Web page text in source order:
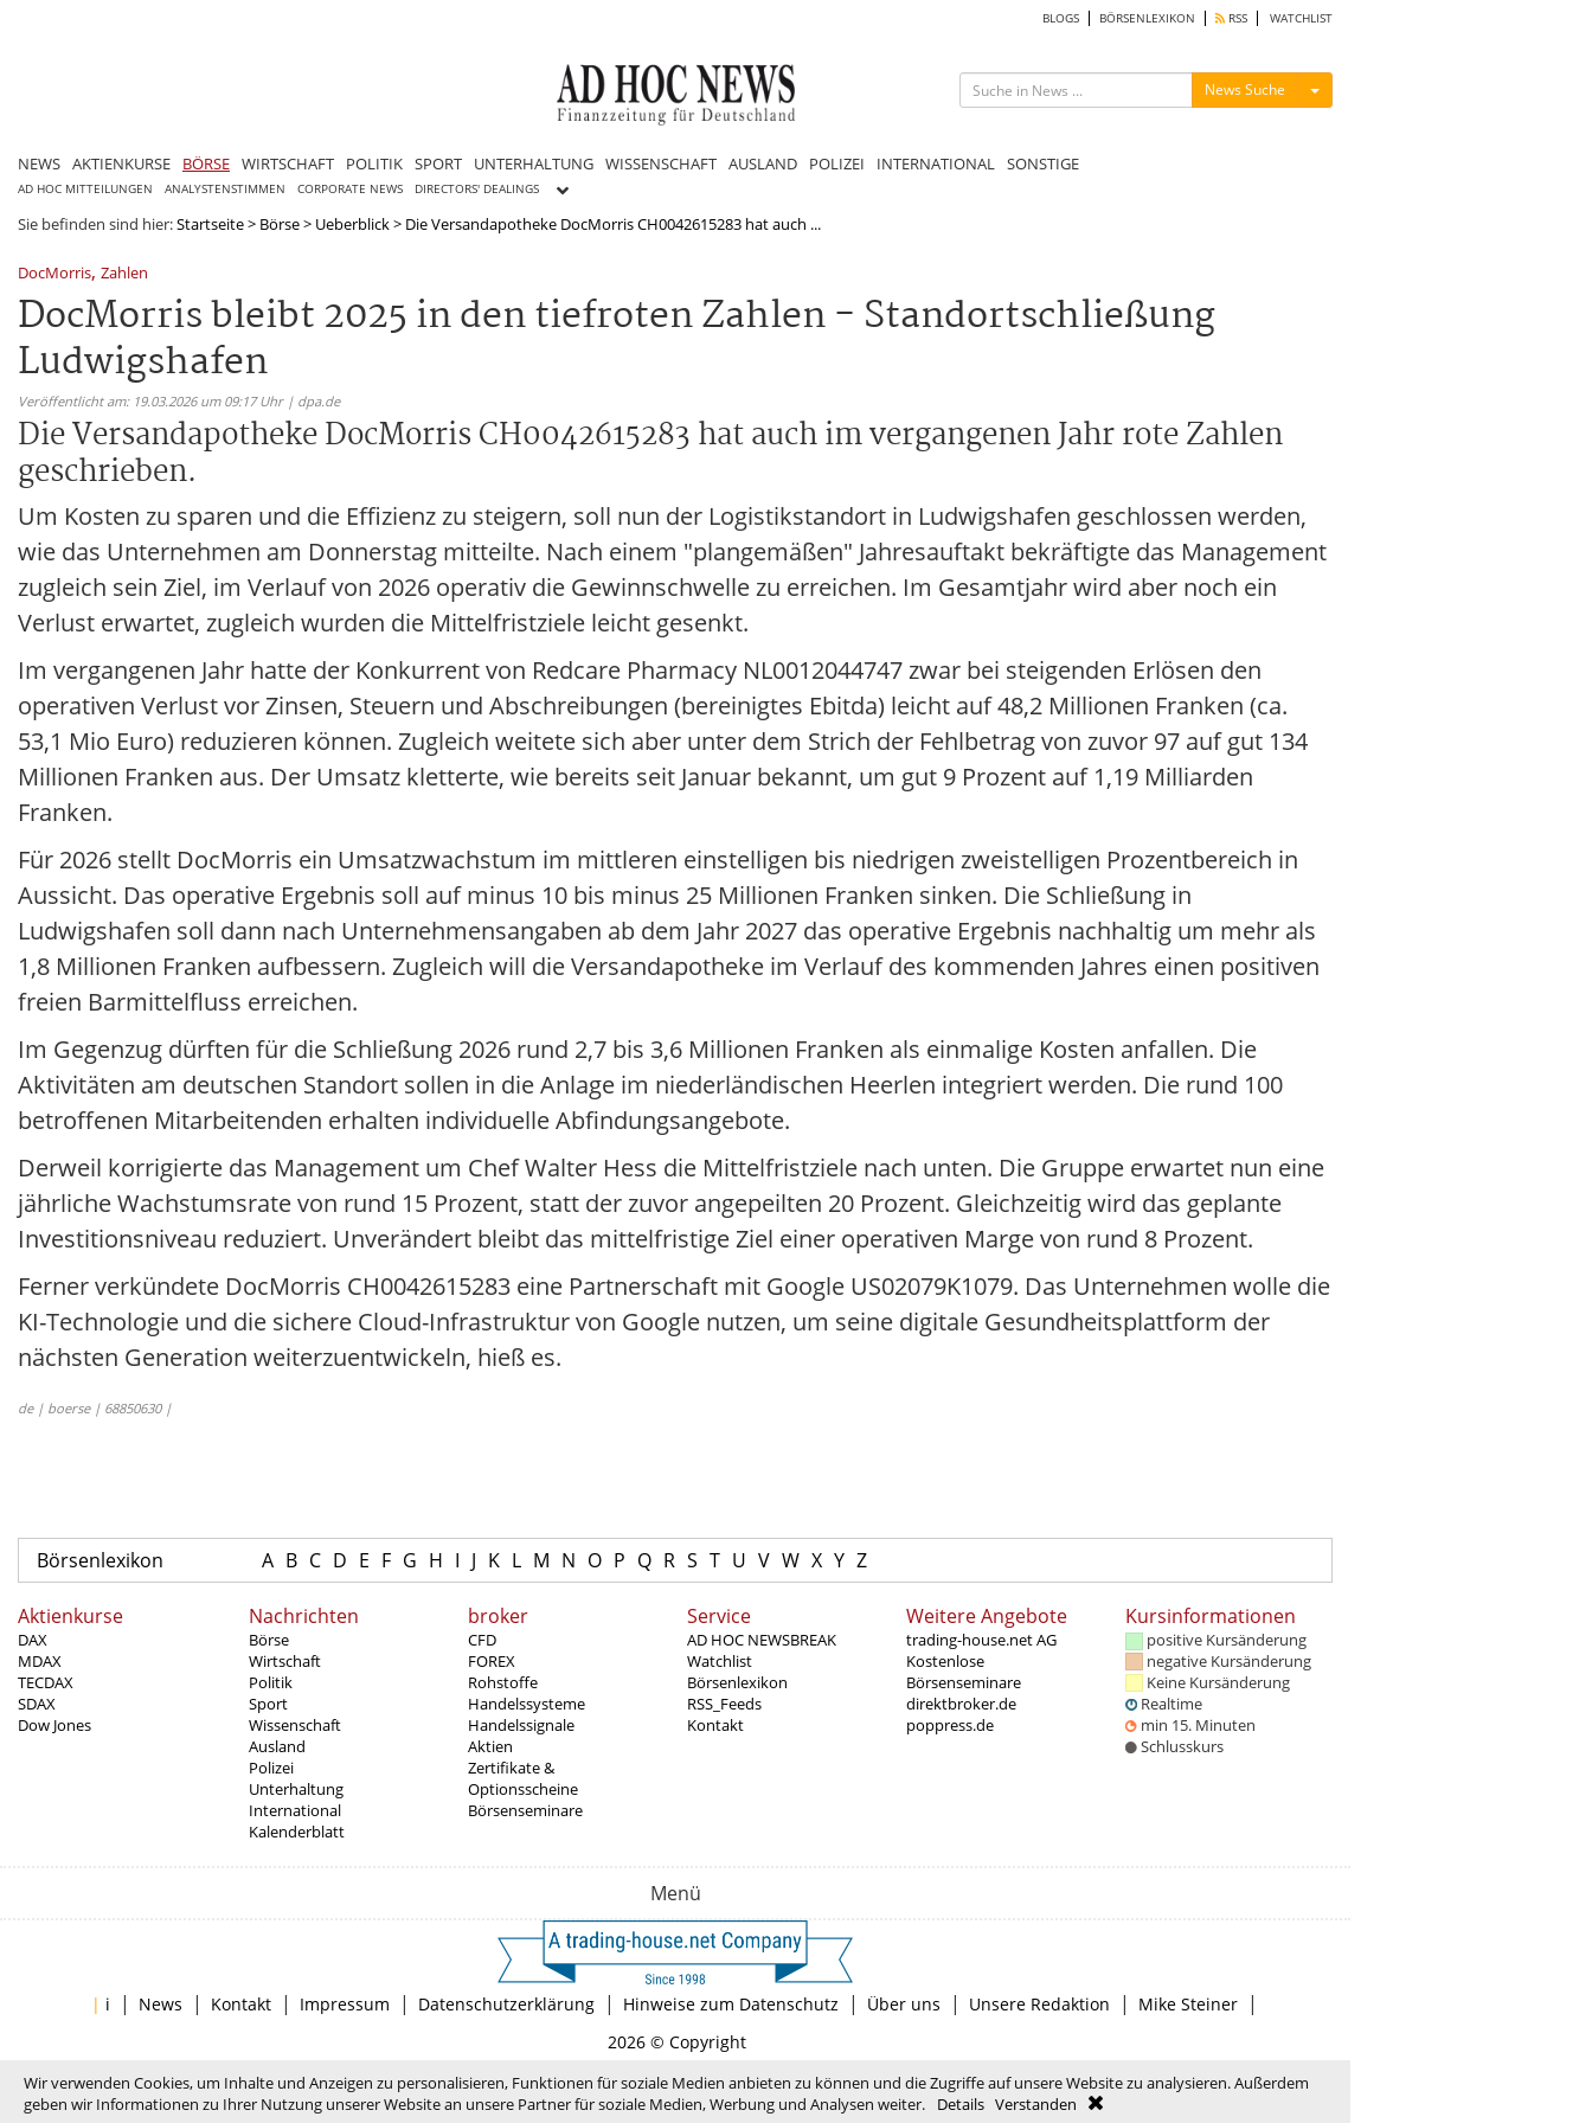
BLOGS BÖRSENLEXIKON RSS WATCHLIST
News Suche Menü ein-/ausblenden
NEWS AKTIENKURSE BÖRSE WIRTSCHAFT POLITIK SPORT UNTERHALTUNG WISSENSCHAFT AUSLAND POLIZEI INTERNATIONAL SONSTIGE
AD HOC MITTEILUNGEN ANALYSTENSTIMMEN CORPORATE NEWS DIRECTORS' DEALINGS
Sie befinden sind hier:Startseite> Börse> Ueberblick> Die Versandapotheke DocMorris CH0042615283 hat auch ...
DocMorris, Zahlen
DocMorris bleibt 2025 in den tiefroten Zahlen - Standortschließung
Ludwigshafen
Veröffentlicht am: 19.03.2026 um 09:17 Uhr | dpa.de
Die Versandapotheke DocMorris CH0042615283 hat auch im vergangenen Jahr rote Zahlen
geschrieben.
Um Kosten zu sparen und die Effizienz zu steigern, soll nun der Logistikstandort in Ludwigshafen geschlossen werden,
wie das Unternehmen am Donnerstag mitteilte. Nach einem "plangemäßen" Jahresauftakt bekräftigte das Management
zugleich sein Ziel, im Verlauf von 2026 operativ die Gewinnschwelle zu erreichen. Im Gesamtjahr wird aber noch ein
Verlust erwartet, zugleich wurden die Mittelfristziele leicht gesenkt.
Im vergangenen Jahr hatte der Konkurrent von Redcare Pharmacy NL0012044747 zwar bei steigenden Erlösen den
operativen Verlust vor Zinsen, Steuern und Abschreibungen (bereinigtes Ebitda) leicht auf 48,2 Millionen Franken (ca.
53,1 Mio Euro) reduzieren können. Zugleich weitete sich aber unter dem Strich der Fehlbetrag von zuvor 97 auf gut 134
Millionen Franken aus. Der Umsatz kletterte, wie bereits seit Januar bekannt, um gut 9 Prozent auf 1,19 Milliarden
Franken.
Für 2026 stellt DocMorris ein Umsatzwachstum im mittleren einstelligen bis niedrigen zweistelligen Prozentbereich in
Aussicht. Das operative Ergebnis soll auf minus 10 bis minus 25 Millionen Franken sinken. Die Schließung in
Ludwigshafen soll dann nach Unternehmensangaben ab dem Jahr 2027 das operative Ergebnis nachhaltig um mehr als
1,8 Millionen Franken aufbessern. Zugleich will die Versandapotheke im Verlauf des kommenden Jahres einen positiven
freien Barmittelfluss erreichen.
Im Gegenzug dürften für die Schließung 2026 rund 2,7 bis 3,6 Millionen Franken als einmalige Kosten anfallen. Die
Aktivitäten am deutschen Standort sollen in die Anlage im niederländischen Heerlen integriert werden. Die rund 100
betroffenen Mitarbeitenden erhalten individuelle Abfindungsangebote.
Derweil korrigierte das Management um Chef Walter Hess die Mittelfristziele nach unten. Die Gruppe erwartet nun eine
jährliche Wachstumsrate von rund 15 Prozent, statt der zuvor angepeilten 20 Prozent. Gleichzeitig wird das geplante
Investitionsniveau reduziert. Unverändert bleibt das mittelfristige Ziel einer operativen Marge von rund 8 Prozent.
Ferner verkündete DocMorris CH0042615283 eine Partnerschaft mit Google US02079K1079. Das Unternehmen wolle die
KI-Technologie und die sichere Cloud-Infrastruktur von Google nutzen, um seine digitale Gesundheitsplattform der
nächsten Generation weiterzuentwickeln, hieß es.
de | boerse | 68850630 |
Börsenlexikon A B C D E F G H I J K L M N O P Q R S T U V W X Y Z
Aktienkurse
DAX
MDAX
TECDAX
SDAX
Dow Jones
Nachrichten
Börse
Wirtschaft
Politik
Sport
Wissenschaft
Ausland
Polizei
Unterhaltung
International
Kalenderblatt
broker
CFD
FOREX
Rohstoffe
Handelssysteme
Handelssignale
Aktien
Zertifikate &
Optionsscheine
Börsenseminare
Service
AD HOC NEWSBREAK
Watchlist
Börsenlexikon
RSS_Feeds
Kontakt
Weitere Angebote
trading-house.net AG
Kostenlose
Börsenseminare
direktbroker.de
poppress.de
Kursinformationen
positive Kursänderung
negative Kursänderung
Keine Kursänderung
Realtime
min 15. Minuten
Schlusskurs
Menü
| i | News | Kontakt | Impressum | Datenschutzerklärung | Hinweise zum Datenschutz | Über uns | Unsere Redaktion | Mike Steiner |
2026 © Copyright
Wir verwenden Cookies, um Inhalte und Anzeigen zu personalisieren, Funktionen für soziale Medien anbieten zu können und die Zugriffe auf unsere Website zu analysieren. Außerdem
geben wir Informationen zu Ihrer Nutzung unserer Website an unsere Partner für soziale Medien, Werbung und Analysen weiter.
Details Verstanden